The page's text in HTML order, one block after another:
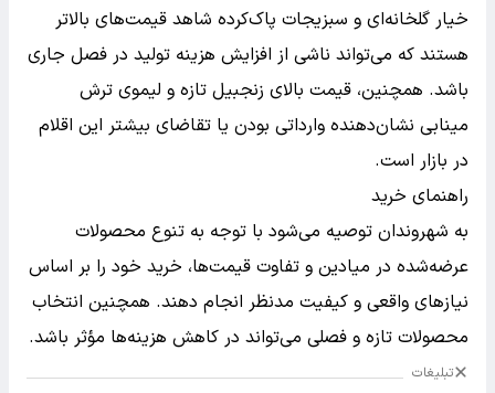
خیار گلخانه‌ای و سبزیجات پاک‌کرده شاهد قیمت‌های بالاتر
هستند که می‌تواند ناشی از افزایش هزینه تولید در فصل جاری
باشد. همچنین، قیمت بالای زنجبیل تازه و لیموی ترش
مینابی نشان‌دهنده وارداتی بودن یا تقاضای بیشتر این اقلام
در بازار است.
راهنمای خرید
به شهروندان توصیه می‌شود با توجه به تنوع محصولات
عرضه‌شده در میادین و تفاوت قیمت‌ها، خرید خود را بر اساس
نیازهای واقعی و کیفیت مدنظر انجام دهند. همچنین انتخاب
محصولات تازه و فصلی می‌تواند در کاهش هزینه‌ها مؤثر باشد.
تبلیغات